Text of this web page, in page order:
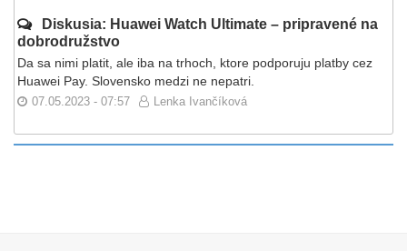
Diskusia: Huawei Watch Ultimate – pripravené na
dobrodružstvo
Da sa nimi platit, ale iba na trhoch, ktore podporuju platby cez
Huawei Pay. Slovensko medzi ne nepatri.
07.05.2023 - 07:57 Lenka Ivančíková